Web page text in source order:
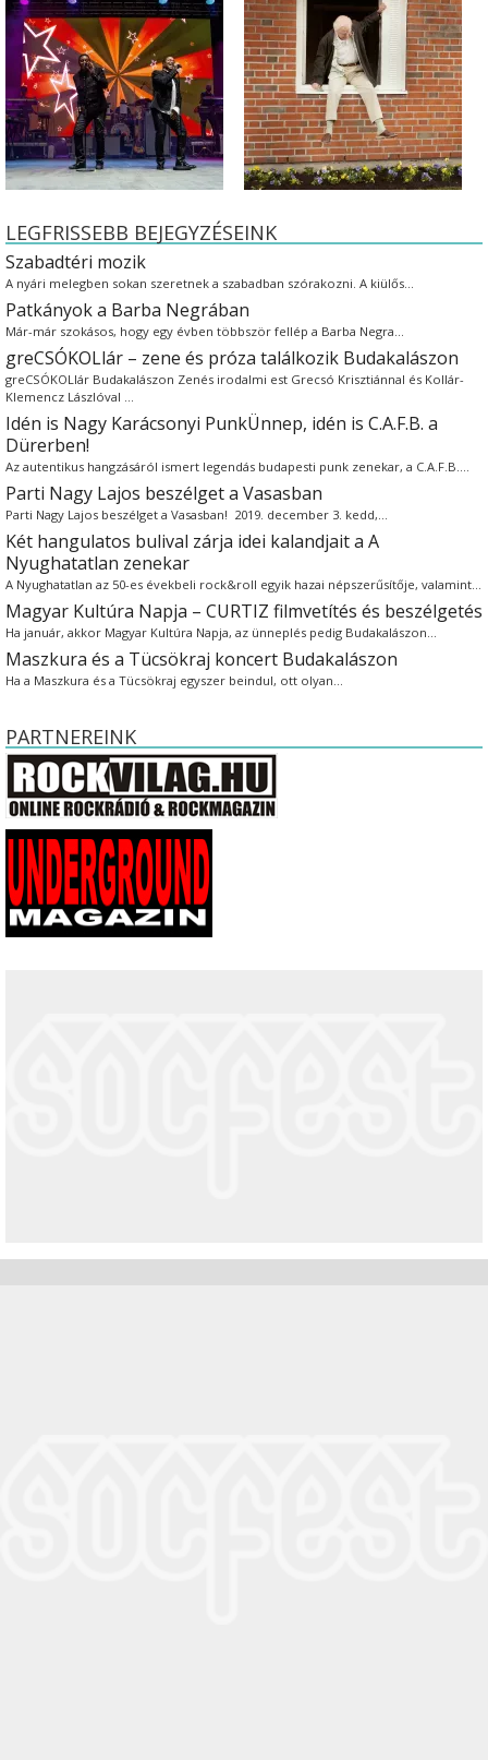
LEGFRISSEBB BEJEGYZÉSEINK
Szabadtéri mozik
A nyári melegben sokan szeretnek a szabadban szórakozni. A kiülős…
Patkányok a Barba Negrában
Már-már szokásos, hogy egy évben többször fellép a Barba Negra…
greCSÓKOLlár – zene és próza találkozik Budakalászon
greCSÓKOLlár Budakalászon Zenés irodalmi est Grecsó Krisztiánnal és Kollár-
Klemencz Lászlóval …
Idén is Nagy Karácsonyi PunkÜnnep, idén is C.A.F.B. a
Dürerben!
Az autentikus hangzásáról ismert legendás budapesti punk zenekar, a C.A.F.B.…
Parti Nagy Lajos beszélget a Vasasban
Parti Nagy Lajos beszélget a Vasasban! 2019. december 3. kedd,…
Két hangulatos bulival zárja idei kalandjait a A
Nyughatatlan zenekar
A Nyughatatlan az 50-es évekbeli rock&roll egyik hazai népszerűsítője, valamint…
Magyar Kultúra Napja – CURTIZ filmvetítés és beszélgetés
Ha január, akkor Magyar Kultúra Napja, az ünneplés pedig Budakalászon…
Maszkura és a Tücsökraj koncert Budakalászon
Ha a Maszkura és a Tücsökraj egyszer beindul, ott olyan…
PARTNEREINK